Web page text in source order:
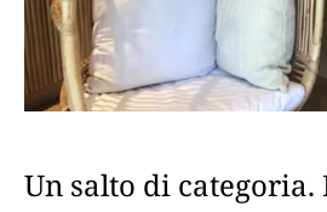
Un salto di categoria.